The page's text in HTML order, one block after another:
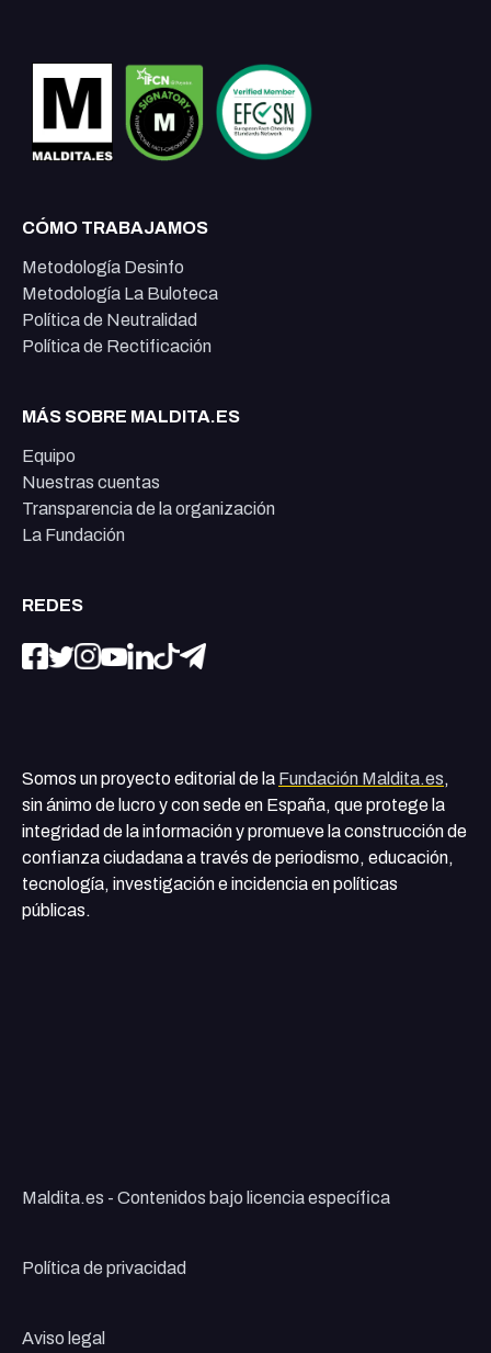
CÓMO TRABAJAMOS
Metodología Desinfo
Metodología La Buloteca
Política de Neutralidad
Política de Rectificación
MÁS SOBRE MALDITA.ES
Equipo
Nuestras cuentas
Transparencia de la organización
La Fundación
REDES
Somos un proyecto editorial de la Fundación Maldita.es,
sin ánimo de lucro y con sede en España, que protege la
integridad de la información y promueve la construcción de
confianza ciudadana a través de periodismo, educación,
tecnología, investigación e incidencia en políticas
públicas.
Maldita.es - Contenidos bajo licencia específica
Política de privacidad
Aviso legal